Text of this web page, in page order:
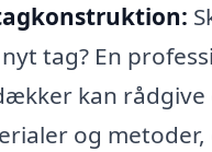
tag? En
kan rådgive
og metoder,